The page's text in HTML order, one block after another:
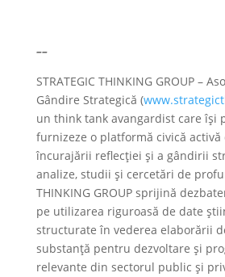
––
STRATEGIC THINKING GROUP –
Gândire Strategică (
un think tank avangardist care își
furnizeze o platformă civică activă
încurajării reflecției și a gândirii
analize, studii și cercetări de
THINKING GROUP sprijină
pe utilizarea riguroasă de date
structurate în vederea elaborării
substanță pentru dezvoltare și
relevante din sectorul public și